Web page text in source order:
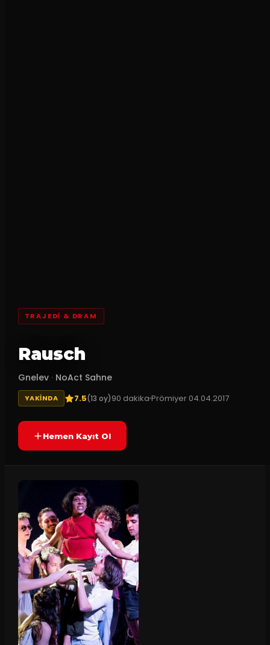
TRAJEDI & DRAM
Rausch
Gnelev · NoAct Sahne
YAKINDA 7.5(13 oy)90 dakikaPrömiyer 04.04.2017
Hemen Kayıt Ol